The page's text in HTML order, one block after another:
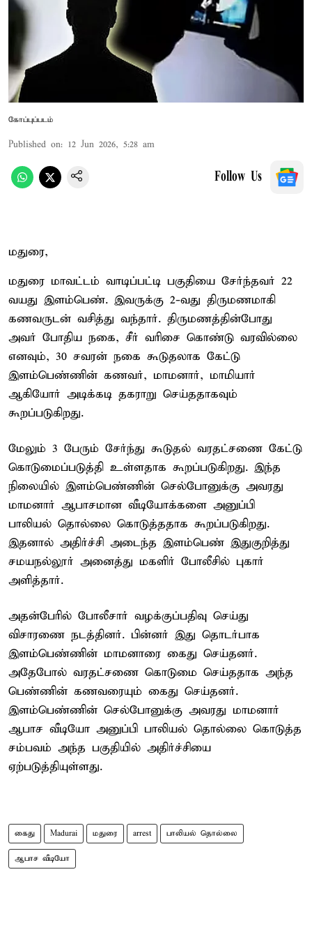
கோப்புப்படம்
Published on: 12 Jun 2026, 5:28 am
Follow Us
மதுரை,
மதுரை மாவட்டம் வாடிப்பட்டி பகுதியை சேர்ந்தவர் 22
வயது இளம்பெண். இவருக்கு 2-வது திருமணமாகி
கணவருடன் வசித்து வந்தார். திருமணத்தின்போது
அவர் போதிய நகை, சீர் வரிசை கொண்டு வரவில்லை
எனவும், 30 சவரன் நகை கூடுதலாக கேட்டு
இளம்பெண்ணின் கணவர், மாமனார், மாமியார்
ஆகியோர் அடிக்கடி தகராறு செய்ததாகவும்
கூறப்படுகிறது.
மேலும் 3 பேரும் சேர்ந்து கூடுதல் வரதட்சணை கேட்டு
கொடுமைப்படுத்தி உள்ளதாக கூறப்படுகிறது. இந்த
நிலையில் இளம்பெண்ணின் செல்போனுக்கு அவரது
மாமனார் ஆபாசமான வீடியோக்களை அனுப்பி
பாலியல் தொல்லை கொடுத்ததாக கூறப்படுகிறது.
இதனால் அதிர்ச்சி அடைந்த இளம்பெண் இதுகுறித்து
சமயநல்லூர் அனைத்து மகளிர் போலீசில் புகார்
அளித்தார்.
அதன்பேரில் போலீசார் வழக்குப்பதிவு செய்து
விசாரணை நடத்தினர். பின்னர் இது தொடர்பாக
இளம்பெண்ணின் மாமனாரை கைது செய்தனர்.
அதேபோல் வரதட்சணை கொடுமை செய்ததாக அந்த
பெண்ணின் கணவரையும் கைது செய்தனர்.
இளம்பெண்ணின் செல்போனுக்கு அவரது மாமனார்
ஆபாச வீடியோ அனுப்பி பாலியல் தொல்லை கொடுத்த
சம்பவம் அந்த பகுதியில் அதிர்ச்சியை
ஏற்படுத்தியுள்ளது.
கைது Madurai மதுரை arrest பாலியல் தொல்லை
ஆபாச வீடியோ